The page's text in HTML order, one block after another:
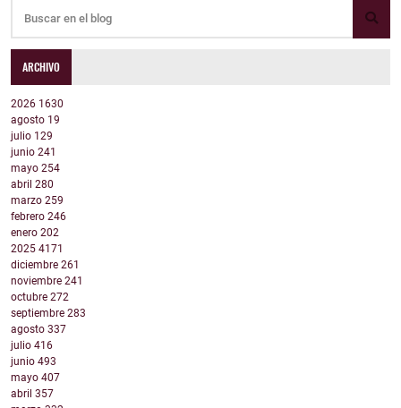
ARCHIVO
2026 1630
agosto 19
julio 129
junio 241
mayo 254
abril 280
marzo 259
febrero 246
enero 202
2025 4171
diciembre 261
noviembre 241
octubre 272
septiembre 283
agosto 337
julio 416
junio 493
mayo 407
abril 357